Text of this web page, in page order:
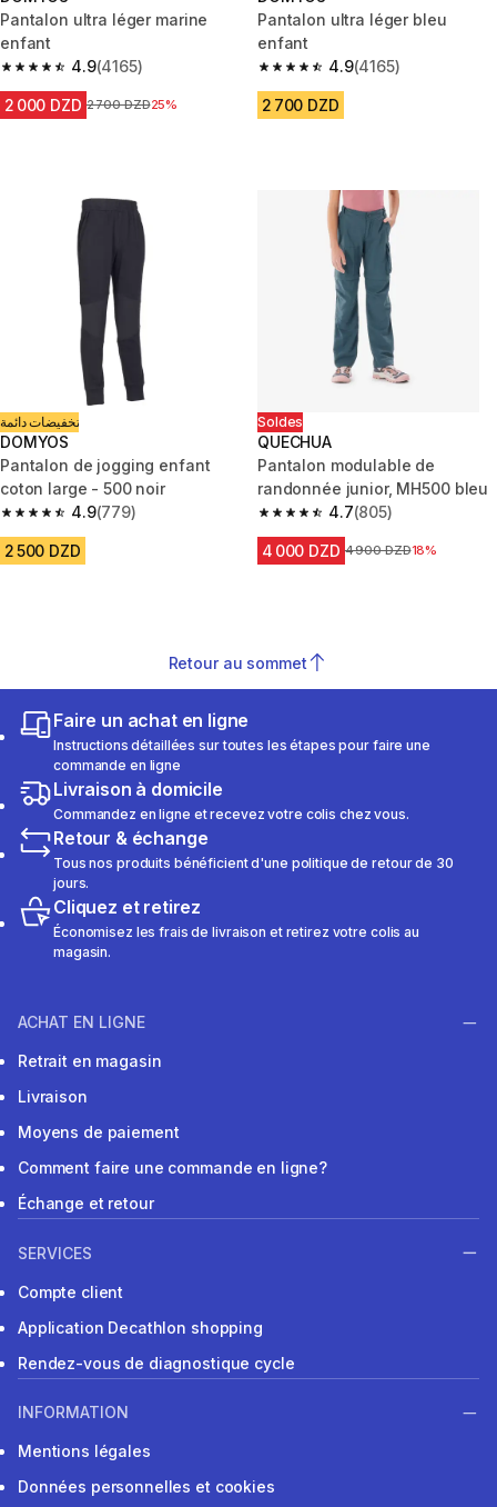
Pantalon ultra léger marine
enfant
4.9
4.9 out of 5 stars from 4165 reviews
(4165)
2 000 DZD Prix avant la réduction
2 700 DZD25%
Pantalon ultra léger bleu
enfant
4.9
4.9 out of 5 stars from 4165
(4165)
2 700 DZD
تخفيضات دائمة
DOMYOS
Pantalon de jogging enfant
coton large - 500 noir
4.9
4.9 out of 5 stars from 779 reviews
(779)
2 500 DZD
Soldes
QUECHUA
Pantalon modulable de
randonnée junior, MH500 bleu
4.7
4.7 out of 5 stars from 805
(805)
4 000 DZD Prix avant la réduction
4 900 DZD18%
Retour au sommet
Faire un achat en ligne
Instructions détaillées sur toutes les étapes pour faire une
commande en ligne
Livraison à domicile
Commandez en ligne et recevez votre colis chez vous.
Retour & échange
Tous nos produits bénéficient d'une politique de retour de 30
jours.
Cliquez et retirez
Économisez les frais de livraison et retirez votre colis au
magasin.
ACHAT EN LIGNE
Retrait en magasin
Livraison
Moyens de paiement
Comment faire une commande en ligne?
Échange et retour
SERVICES
Compte client
Application Decathlon shopping
Rendez-vous de diagnostique cycle
INFORMATION
Mentions légales
Données personnelles et cookies